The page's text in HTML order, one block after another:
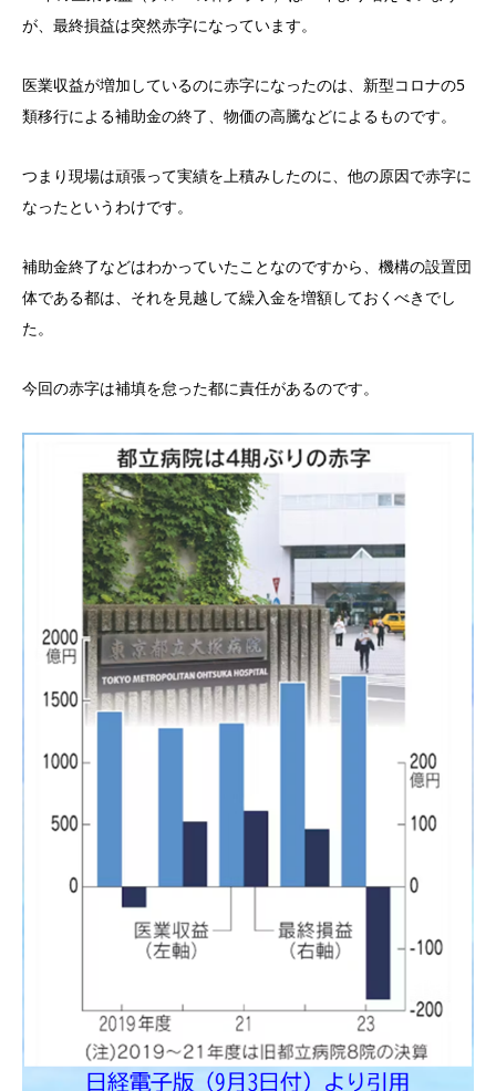
が、最終損益は突然赤字になっています。
医業収益が増加しているのに赤字になったのは、新型コロナの5
類移行による補助金の終了、物価の高騰などによるものです。
つまり現場は頑張って実績を上積みしたのに、他の原因で赤字に
なったというわけです。
補助金終了などはわかっていたことなのですから、機構の設置団
体である都は、それを見越して繰入金を増額しておくべきでし
た。
今回の赤字は補填を怠った都に責任があるのです。